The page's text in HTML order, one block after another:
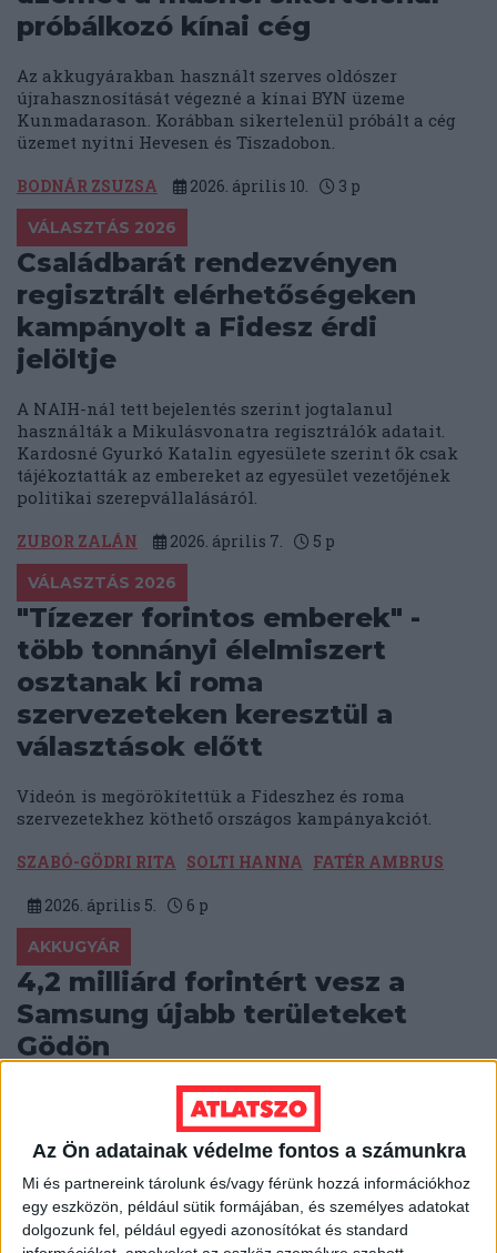
Az Ön adatainak védelme fontos a számunkra
Mi és partnereink tárolunk és/vagy férünk hozzá információkhoz
egy eszközön, például sütik formájában, és személyes adatokat
dolgozunk fel, például egyedi azonosítókat és standard
próbálkozó kínai cég
Az akkugyárakban használt szerves oldószer
újrahasznosítását végezné a kínai BYN üzeme
Kunmadarason. Korábban sikertelenül próbált a cég
üzemet nyitni Hevesen és Tiszadobon.
BODNÁR ZSUZSA 2026. április 10. 3 p
VÁLASZTÁS 2026
Családbarát rendezvényen
regisztrált elérhetőségeken
kampányolt a Fidesz érdi
jelöltje
A NAIH-nál tett bejelentés szerint jogtalanul
használták a Mikulásvonatra regisztrálók adatait.
Kardosné Gyurkó Katalin egyesülete szerint ők csak
tájékoztatták az embereket az egyesület vezetőjének
politikai szerepvállalásáról.
ZUBOR ZALÁN 2026. április 7. 5 p
VÁLASZTÁS 2026
"Tízezer forintos emberek" -
több tonnányi élelmiszert
osztanak ki roma
szervezeteken keresztül a
választások előtt
Videón is megörökítettük a Fideszhez és roma
szervezetekhez köthető országos kampányakciót.
SZABÓ-GÖDRI RITA SOLTI HANNA FATÉR AMBRUS
2026. április 5. 6 p
AKKUGYÁR
4,2 milliárd forintért vesz a
Samsung újabb területeket
Gödön
A Samsung SDI a lakóövezetek felé terjeszkedik Gödön,
hogy az új területen napelemparkot létesítsen. Az
adásvételt Tuzson Bence egykori ügyvédi irodája
bonyolítja.
BODNÁR ZSUZSA 2026. április 2. 5p
KÖZBESZERZÉS